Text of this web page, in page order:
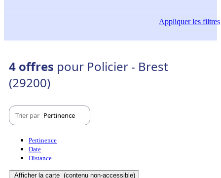
Appliquerles filtres
4 offres pour Policier - Brest
(29200)
Trier par Pertinence
Pertinence
Date
Distance
Afficher la carte (contenu non-accessible)